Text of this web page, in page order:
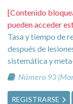
[Contenido
pueden acceder
Tasa y tiempo de
después de
sistemática y
Número 93
REGISTRARSE